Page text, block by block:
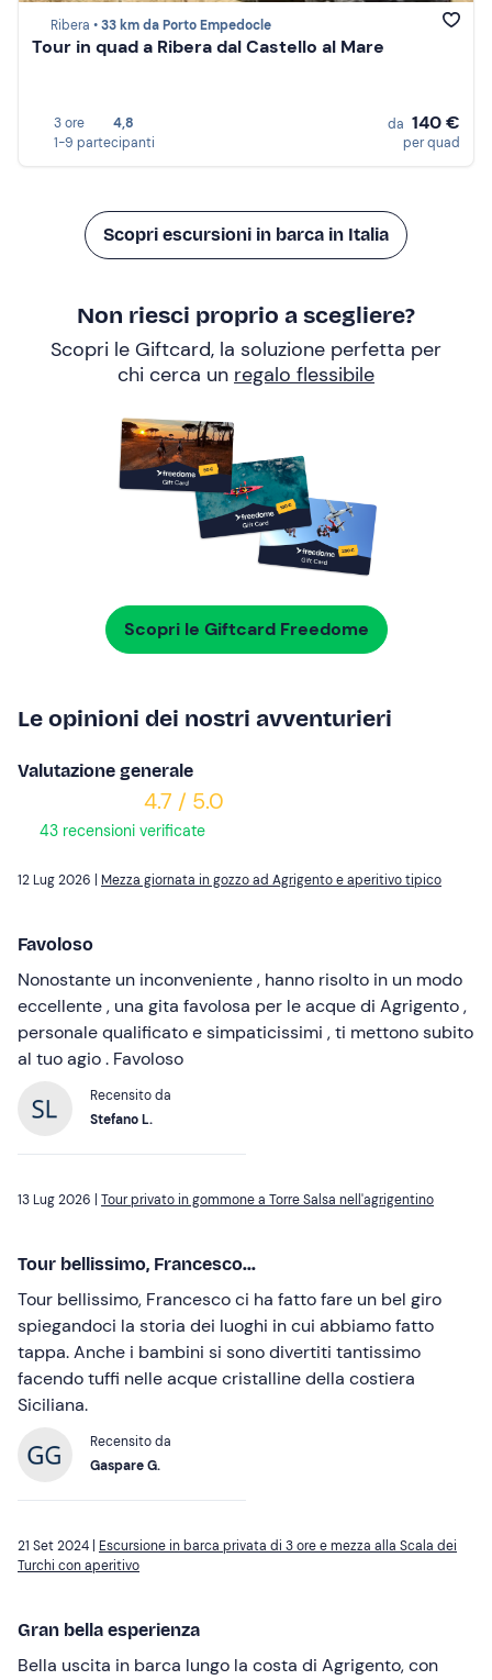
Ribera •33 km da Porto Empedocle
Tour in quad a Ribera dal Castello al Mare
3 ore
4,8
1-9 partecipanti
da 140 €
per quad
Scopri escursioni in barca in Italia
Non riesci proprio a scegliere?
Scopri le Giftcard, la soluzione perfetta per
chi cerca un regalo flessibile
Scopri le Giftcard Freedome
Le opinioni dei nostri avventurieri
Valutazione generale
4.7 / 5.0
43 recensioni verificate
12 Lug 2026 | Mezza giornata in gozzo ad Agrigento e aperitivo tipico
Favoloso
Nonostante un inconveniente , hanno risolto in un modo
eccellente , una gita favolosa per le acque di Agrigento ,
personale qualificato e simpaticissimi , ti mettono subito
al tuo agio . Favoloso
Recensito da
Stefano L.
13 Lug 2026 | Tour privato in gommone a Torre Salsa nell'agrigentino
Tour bellissimo, Francesco...
Tour bellissimo, Francesco ci ha fatto fare un bel giro
spiegandoci la storia dei luoghi in cui abbiamo fatto
tappa. Anche i bambini si sono divertiti tantissimo
facendo tuffi nelle acque cristalline della costiera
Siciliana.
Recensito da
Gaspare G.
21 Set 2024 | Escursione in barca privata di 3 ore e mezza alla Scala dei
Turchi con aperitivo
Gran bella esperienza
Bella uscita in barca lungo la costa di Agrigento, con